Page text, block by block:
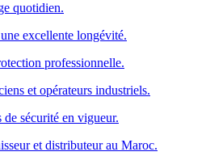
quotidien.
excellente longévité.
professionnelle.
et opérateurs industriels.
sécurité en vigueur.
et distributeur au Maroc.